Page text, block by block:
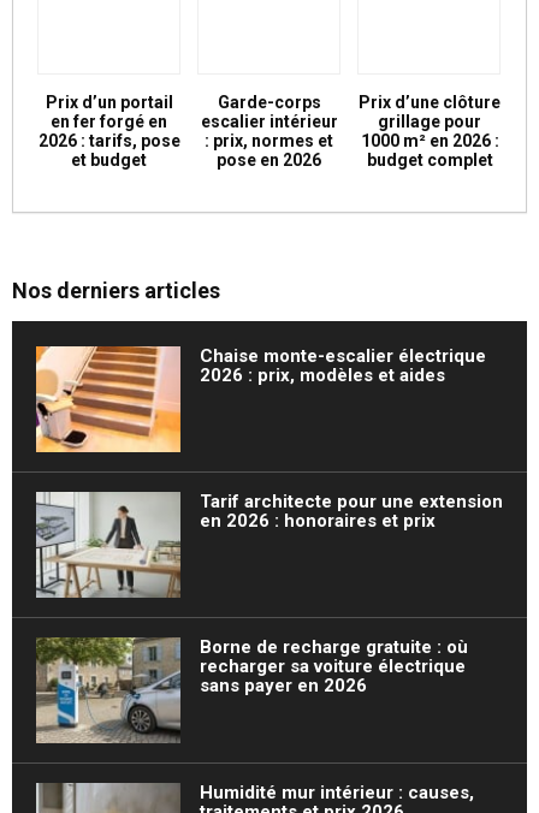
Prix d’un portail
en fer forgé en
2026 : tarifs, pose
et budget
Garde-corps
escalier intérieur
: prix, normes et
pose en 2026
Prix d’une clôture
grillage pour
1000 m² en 2026 :
budget complet
Nos derniers articles
Chaise monte-escalier électrique
2026 : prix, modèles et aides
Tarif architecte pour une extension
en 2026 : honoraires et prix
Borne de recharge gratuite : où
recharger sa voiture électrique
sans payer en 2026
Humidité mur intérieur : causes,